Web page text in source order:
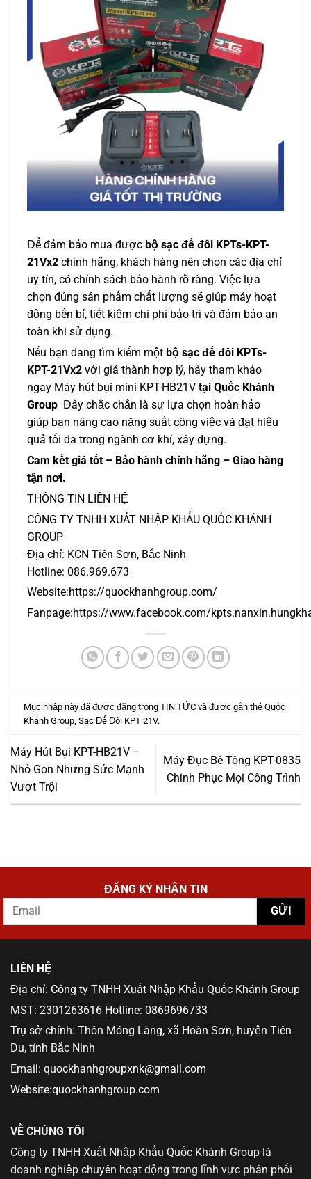
Để đảm bảo mua được bộ sạc đế đôi KPTs-KPT-
21Vx2 chính hãng, khách hàng nên chọn các địa chỉ
uy tín, có chính sách bảo hành rõ ràng. Việc lựa
chọn đúng sản phẩm chất lượng sẽ giúp máy hoạt
động bền bỉ, tiết kiệm chi phí bảo trì và đảm bảo an
toàn khi sử dụng.
Nếu bạn đang tìm kiếm một bộ sạc đế đôi KPTs-
KPT-21Vx2 với giá thành hợp lý, hãy tham khảo
ngay Máy hút bụi mini KPT-HB21V tại Quốc Khánh
Group Đây chắc chắn là sự lựa chọn hoàn hảo
giúp bạn nâng cao năng suất công việc và đạt hiệu
quả tối đa trong ngành cơ khí, xây dựng.
Cam kết giá tốt – Bảo hành chính hãng – Giao hàng
tận nơi.
THÔNG TIN LIÊN HỆ
CÔNG TY TNHH XUẤT NHẬP KHẨU QUỐC KHÁNH
GROUP
Địa chỉ: KCN Tiên Sơn, Bắc Ninh
Hotline: 086.969.673
Website:https://quockhanhgroup.com/
Fanpage:https://www.facebook.com/
Mục nhập này đã được đăng trongTIN TỨC và được gắn thẻQuốc
Khánh Group ,Sạc Đế Đôi KPT 21V.
Máy Hút Bụi KPT-HB21V –
Nhỏ Gọn Nhưng Sức Mạnh
Vượt Trội
Máy Đục Bê Tông KPT-0835
Chinh Phục Mọi Công Trình
ĐĂNG KÝ NHẬN TIN
LIÊN HỆ
Địa chỉ: Công ty TNHH Xuất Nhập Khẩu Quốc Khánh Group
MST: 2301263616 Hotline: 0869696733
Trụ sở chính: Thôn Móng Làng, xã Hoàn Sơn, huyện Tiên
Du, tỉnh Bắc Ninh
Email: quockhanhgroupxnk@gmail.com
Website:quockhanhgroup.com
VỀ CHÚNG TÔI
Công ty TNHH Xuất Nhập Khẩu Quốc Khánh Group là
doanh nghiệp chuyên hoạt động trong lĩnh vực phân phối